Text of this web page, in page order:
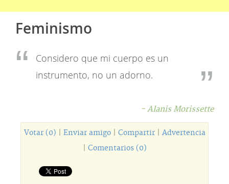
Feminismo
Considero que mi cuerpo es un
instrumento, no un adorno.
- Alanis Morissette
Votar (0) Enviar amigo| Compartir| Advertencia
Comentarios (0)